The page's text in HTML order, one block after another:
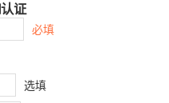
认证
必填
选填